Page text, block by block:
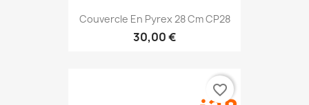
Couvercle En Pyrex 28 Cm CP28
30,00 €
favorite_border